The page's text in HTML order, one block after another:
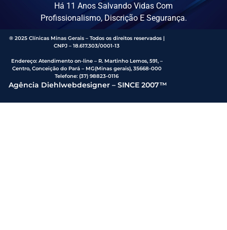
Há 11 Anos Salvando Vidas Com
Profissionalismo, Discrição E Segurança.
® 2025 Clínicas Minas Gerais – Todos os direitos reservados |
CNPJ – 18.617.303/0001-13
Endereço: Atendimento on-line – R. Martinho Lemos, 591, –
Centro, Conceição do Pará – MG(Minas gerais), 35668-000
Telefone:(37) 98823-0116
Agência Diehlwebdesigner – SINCE 2007™